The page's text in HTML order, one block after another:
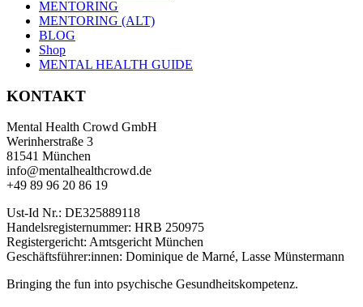
MENTORING
MENTORING (ALT)
BLOG
Shop
MENTAL HEALTH GUIDE
KONTAKT
Mental Health Crowd GmbH
Werinherstraße 3
81541 München
info@mentalhealthcrowd.de
+49 89 96 20 86 19
Ust-Id Nr.: DE325889118
Handelsregisternummer: HRB 250975
Registergericht: Amtsgericht München
Geschäftsführer:innen: Dominique de Marné, Lasse Münstermann
Bringing the fun into psychische Gesundheitskompetenz.